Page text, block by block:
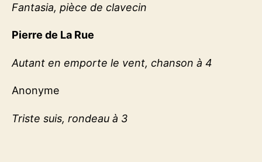
Fantasia, pièce de clavecin
Pierre de La Rue
Autant en emporte le vent, chanson à 4
Anonyme
Triste suis, rondeau à 3